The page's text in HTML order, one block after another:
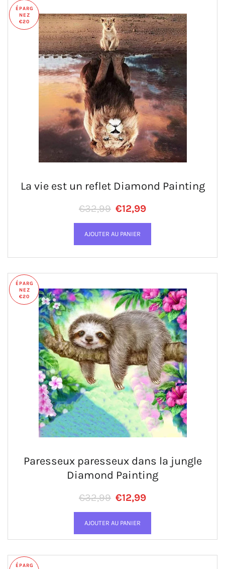
ÉPARG
NEZ
€20
La vie est un reflet Diamond Painting
Prix régulier
€32,99 PRIX RÉDUIT
€12,99
ÉPARG
NEZ
€20
Paresseux paresseux dans la jungle
Diamond Painting
Prix régulier
€32,99 PRIX RÉDUIT
€12,99
ÉPARG